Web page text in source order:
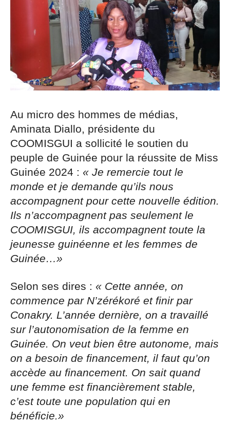
Au micro des hommes de médias,
Aminata Diallo, présidente du
COOMISGUI a sollicité le soutien du
peuple de Guinée pour la réussite de Miss
Guinée 2024 : « Je remercie tout le
monde et je demande qu’ils nous
accompagnent pour cette nouvelle édition.
Ils n’accompagnent pas seulement le
COOMISGUI, ils accompagnent toute la
jeunesse guinéenne et les femmes de
Guinée…»
Selon ses dires : « Cette année, on
commence par N’zérékoré et finir par
Conakry. L’année dernière, on a travaillé
sur l’autonomisation de la femme en
Guinée. On veut bien être autonome, mais
on a besoin de financement, il faut qu’on
accède au financement. On sait quand
une femme est financièrement stable,
c’est toute une population qui en
bénéficie.»